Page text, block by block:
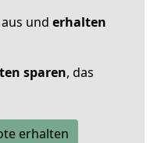
und erhalten
sparen, das
erhalten